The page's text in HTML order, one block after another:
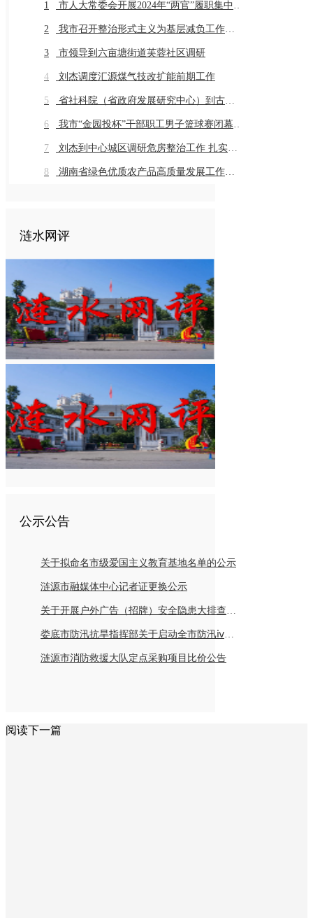
1 市人大常委会开展2024年“两官”履职集中评议
2 我市召开整治形式主义为基层减负工作推进会暨业务培训会议
3 市领导到六亩塘街道芙蓉社区调研
4 刘杰调度汇源煤气技改扩能前期工作
5 省社科院（省政府发展研究中心）到古仙界村调研乡村振兴工作
6 我市“金园投杯”干部职工男子篮球赛闭幕 市直组高新金园代表队 乡镇组桥头河镇代表队获得冠军
7 刘杰到中心城区调研危房整治工作 扎实推进危房整治工作 切实保障群众住房安全
8 湖南省绿色优质农产品高质量发展工作推进会在我市召开
涟水网评
公示公告
关于拟命名市级爱国主义教育基地名单的公示
涟源市融媒体中心记者证更换公示
关于开展户外广告（招牌）安全隐患大排查倡议书
娄底市防汛抗旱指挥部关于启动全市防汛ⅳ级应急响应的紧急通知
涟源市消防救援大队定点采购项目比价公告
阅读下一篇